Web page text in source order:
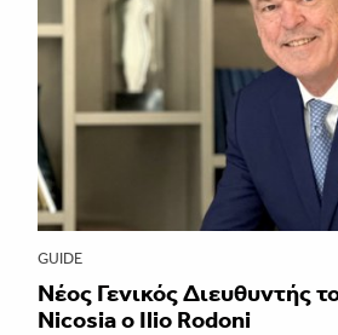
GUIDE
Νέος Γενικός Διευθυντής
Nicosia ο Ilio Rodoni